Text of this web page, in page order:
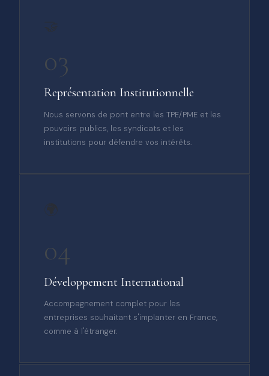
03
Représentation Institutionnelle
Nous servons de pont entre les TPE/PME et les
pouvoirs publics, les syndicats et les
institutions pour défendre vos intérêts.
04
Développement International
Accompagnement complet pour les
entreprises souhaitant s'implanter en France,
comme à l'étranger.